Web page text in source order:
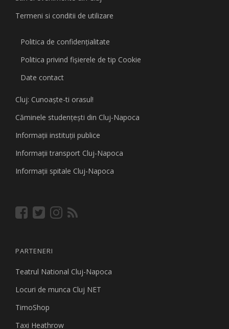
Termeni si conditii de utilizare
Politica de confidențialitate
Politica privind fişierele de tip Cookie
Date contact
Cluj: Cunoaşte-ti orasul!
Căminele studenţeşti din Cluj-Napoca
Informaţii instituţii publice
Informaţii transport Cluj-Napoca
Informaţii spitale Cluj-Napoca
PARTENERI
Teatrul National Cluj-Napoca
Locuri de munca Cluj NET
TimoShop
Taxi Heathrow